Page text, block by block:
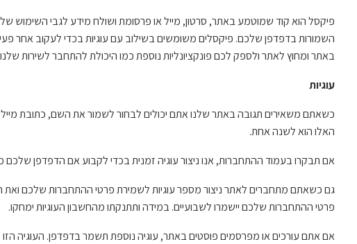
פיקסל הוא קוד שמוטמע באתר, סרטון, מייל או פרסומת ושולח מידע לגבי השימוש
השמורות בדפדפן שלכם. פיקסלים משומשים בשילוב עם עוגיות בכדי לעקוב אחר
באתר ומחוץ לאתר ולספק לכם פונקציונליות נוספת כמו היכולת להתחבר לשירות
עוגיות
כשאתם משאירים תגובה באתר שלנו אתם יכולים לבחור לשמור את השם, כתובת
האלו הוא לשנה אחת.
אם תבקרו בעמוד ההתחברות, אנו ניצור עוגיה זמנית בכדי לקבוע אם הדפדפן
גם כשאתם מתחברים לאתר ניצור מספר עוגיות לשמירת פרטי ההתחברות שלכם ואת
פרטי ההתחברות שלכם יישמרו לשבועיים. במידה ותתנקתו מהחשבון העוגיות ימחקו.
אם אתם עורכים או מפרסמים פוסטים באתר, עוגיה נוספת תשמר בדפדפן. העוגיה